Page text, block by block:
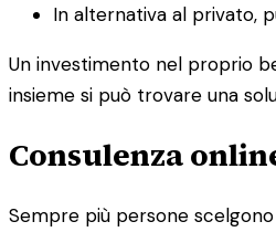
In alternativa al privato,
Un investimento nel proprio
insieme si può trovare una
Consulenza
Sempre più persone